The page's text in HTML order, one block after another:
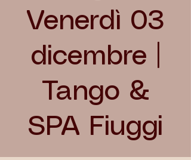
Venerdì 03
dicembre |
Tango &
SPA Fiuggi